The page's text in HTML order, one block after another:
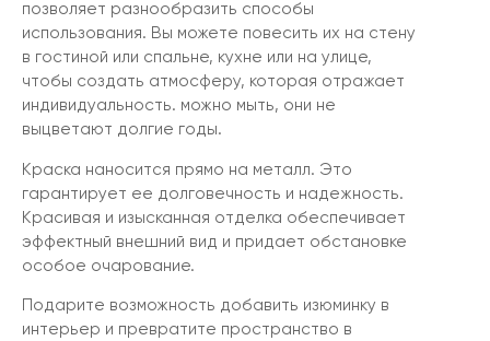
позволяет разнообразить способы
использования. Вы можете повесить их на стену
в гостиной или спальне, кухне или на улице,
чтобы создать атмосферу, которая отражает
индивидуальность. можно мыть, они не
выцветают долгие годы.
Краска наносится прямо на металл. Это
гарантирует ее долговечность и надежность.
Красивая и изысканная отделка обеспечивает
эффектный внешний вид и придает обстановке
особое очарование.
Подарите возможность добавить изюминку в
интерьер и превратите пространство в